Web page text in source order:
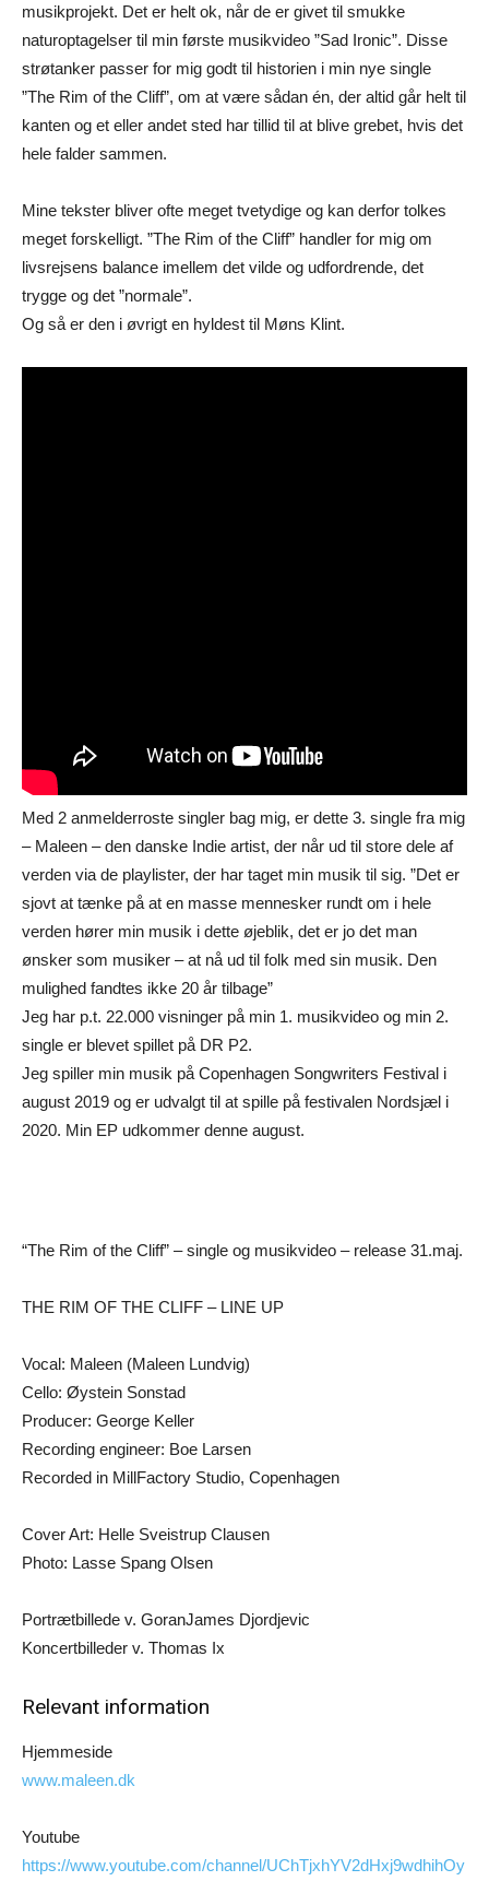
musikprojekt. Det er helt ok, når de er givet til smukke
naturoptagelser til min første musikvideo ”Sad Ironic”. Disse
strøtanker passer for mig godt til historien i min nye single
”The Rim of the Cliff”, om at være sådan én, der altid går helt til
kanten og et eller andet sted har tillid til at blive grebet, hvis det
hele falder sammen.
Mine tekster bliver ofte meget tvetydige og kan derfor tolkes
meget forskelligt. ”The Rim of the Cliff” handler for mig om
livsrejsens balance imellem det vilde og udfordrende, det
trygge og det ”normale”.
Og så er den i øvrigt en hyldest til Møns Klint.
Med 2 anmelderroste singler bag mig, er dette 3. single fra mig
– Maleen – den danske Indie artist, der når ud til store dele af
verden via de playlister, der har taget min musik til sig. ”Det er
sjovt at tænke på at en masse mennesker rundt om i hele
verden hører min musik i dette øjeblik, det er jo det man
ønsker som musiker – at nå ud til folk med sin musik. Den
mulighed fandtes ikke 20 år tilbage”
Jeg har p.t. 22.000 visninger på min 1. musikvideo og min 2.
single er blevet spillet på DR P2.
Jeg spiller min musik på Copenhagen Songwriters Festival i
august 2019 og er udvalgt til at spille på festivalen Nordsjæl i
2020. Min EP udkommer denne august.
“The Rim of the Cliff” – single og musikvideo – release 31.maj.
THE RIM OF THE CLIFF – LINE UP
Vocal: Maleen (Maleen Lundvig)
Cello: Øystein Sonstad
Producer: George Keller
Recording engineer: Boe Larsen
Recorded in MillFactory Studio, Copenhagen
Cover Art: Helle Sveistrup Clausen
Photo: Lasse Spang Olsen
Portrætbillede v. GoranJames Djordjevic
Koncertbilleder v. Thomas Ix
Relevant information
Hjemmeside
www.maleen.dk
Youtube
https://www.youtube.com/channel/UChTjxhYV2dHxj9wdhihOy